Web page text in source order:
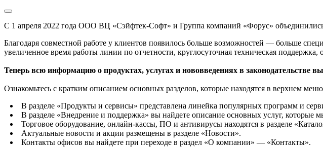
С 1 апреля 2022 года ООО ВЦ «Сэйфтек-Софт» и Группа компаний «Форус»
Благодаря совместной работе у клиентов появилось больше возможностей — больше
увеличенное время работы линии по отчетности, круглосуточная техническая
Теперь всю информацию о продуктах, услугах и нововведениях в законодательстве
Ознакомьтесь с кратким описанием основных разделов, которые находятся в верхнем
В разделе «Продукты и сервисы» представлена линейка популярных программ и
В разделе «Внедрение и поддержка» вы найдете описание основных услуг, которые
Торговое оборудование, онлайн-кассы, ПО и антивирусы находятся в разделе
Актуальные новости и акции размещены в разделе «Новости».
Контакты офисов вы найдете при переходе в раздел «О компании» — «Контакты».